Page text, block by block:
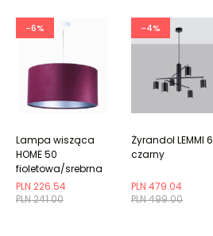
-6%
PLN 241.00
PLN 226.54
Lampa wisząca
HOME 50
fioletowa/srebrna
-4%
PLN 499.00
PLN 479.04
Żyrandol LEMMI 6
czarny